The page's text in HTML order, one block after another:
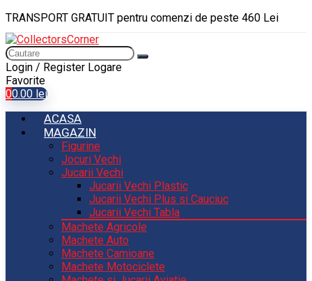
TRANSPORT GRATUIT pentru comenzi de peste 460 Lei
Login / Register Logare
Favorite
00.00 lei
ACASA
MAGAZIN
Figurine
Jocuri Vechi
Jucarii Vechi
Jucarii Vechi Plastic
Jucarii Vechi Plus si Cauciuc
Jucarii Vechi Tabla
Machete Agricole
Machete Auto
Machete Camioane
Machete Motociclete